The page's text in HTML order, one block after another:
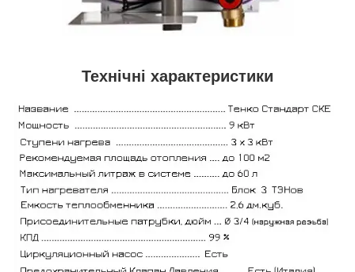
Технічні характеристики